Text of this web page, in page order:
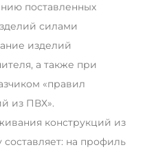
поставленных
силами
изделий
а также при
«правил
из ПВХ».
конструкций из
на профиль